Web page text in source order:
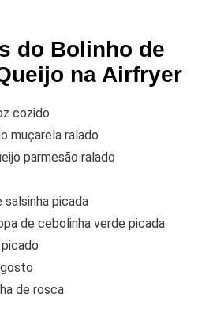
do Bolinho de
na Airfryer
cozido
muçarela ralado
parmesão ralado
picada
de cebolinha verde picada
de rosca